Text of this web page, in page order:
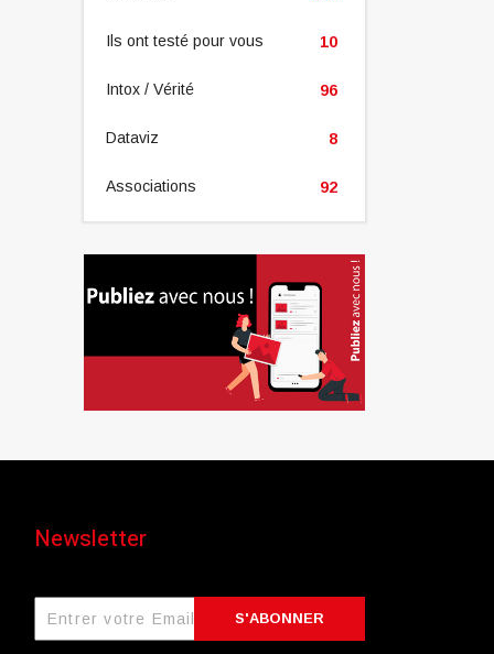
Ils ont testé pour vous 10
Intox / Vérité 96
Dataviz 8
Associations 92
Newsletter
S'ABONNER